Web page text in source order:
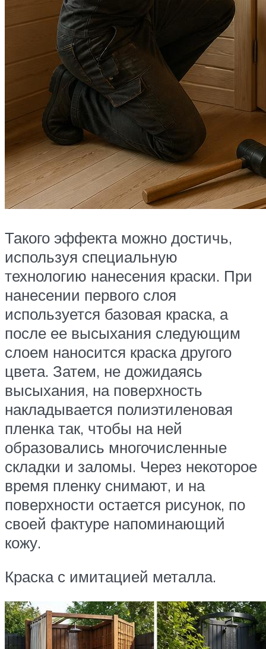
Такого эффекта можно достичь,
используя специальную
технологию нанесения краски. При
нанесении первого слоя
используется базовая краска, а
после ее высыхания следующим
слоем наносится краска другого
цвета. Затем, не дожидаясь
высыхания, на поверхность
накладывается полиэтиленовая
пленка так, чтобы на ней
образовались многочисленные
складки и заломы. Через некоторое
время пленку снимают, и на
поверхности остается рисунок, по
своей фактуре напоминающий
кожу.
Краска с имитацией металла.